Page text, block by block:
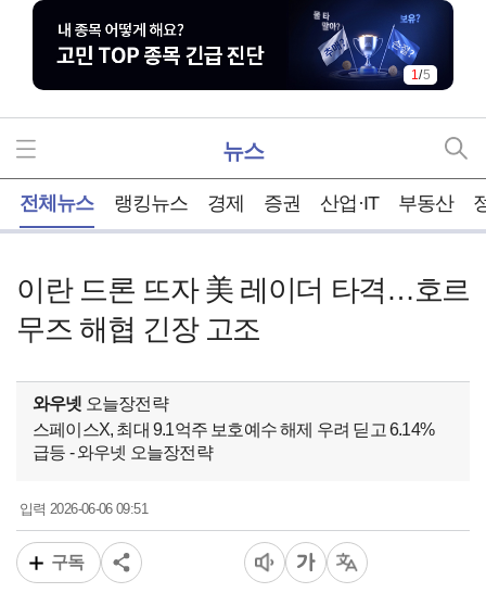
1/5
뉴스
전체뉴스 랭킹뉴스 경제 증권 산업·IT 부동산
이란 드론 뜨자 美 레이더 타격…호르
무즈 해협 긴장 고조
와우넷 오늘장전략
스페이스X, 최대 9.1억주 보호예수 해제 우려 딛고 6.14%
급등 - 와우넷 오늘장전략
입력2026-06-06 09:51
구독